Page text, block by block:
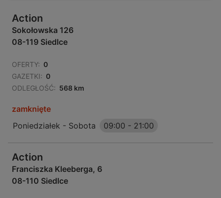
Action
Sokołowska 126
08-119 Siedlce
OFERTY: 0
GAZETKI: 0
ODLEGŁOŚĆ: 568 km
zamknięte
Poniedziałek - Sobota
09:00 - 21:00
Action
Franciszka Kleeberga, 6
08-110 Siedlce